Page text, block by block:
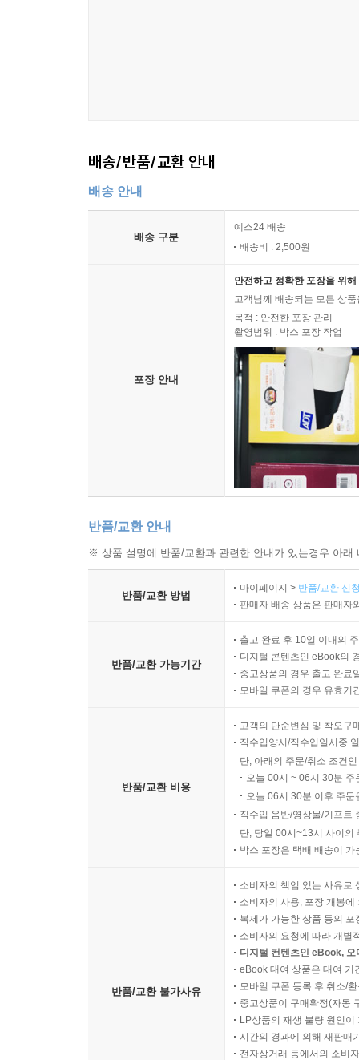
『모범소설집』은 소설사적 의의만으로도 충
작품으로서 몇몇 풍습과 여성관 등은 오늘의 독
여성들과 세상의 금기를 유희하는 자유분방하고
세르반떼스와 함께 르네상스의 귀족 중심 문학,
사실성을 얻는다. 그때까지 통속적 단편으로 경
접합하면서 전무후무한 새로운 장르로 발돋움
숭고성과 산문서사시의 우여곡절 많은 재미, 또
흡수해 새로운 형태의 리얼리즘 이야기 형식을
배송/반품/교환 안내
배송 안내
배송 구분
예스24 배송
배송비 : 2,500원
포장 안내
안전하고 정확한 포장을 위
고객님께 배송되는 모든 상
목적 : 안전한 포장 관리
촬영범위 : 박스 포장 작업
반품/교환 안내
※ 상품 설명에 반품/교환과 관련한 안내가 있는경우 아
반품/교환 방법
마이페이지 > 반품/교환 신
판매자 배송 상품은 판매자
반품/교환 가능기간
출고 완료 후 10일 이내의
디지털 콘텐츠인 eBook의
중고상품의 경우 출고 완료
모바일 쿠폰의 경우 유효기
반품/교환 비용
고객의 단순변심 및 착오구
직수입양서/직수입일서중
단, 아래의 주문/취소 조건
오늘 00시 ~ 06시 30분
오늘 06시 30분 이후 주
직수입 음반/영상물/기프트
단, 당일 00시~13시 사이의
박스 포장은 택배 배송이
반품/교환 불가사유
소비자의 책임 있는 사유로
소비자의 사용, 포장 개봉
복제가 가능한 상품 등의
소비자의 요청에 따라 개별
디지털 컨텐츠인 eBook,
eBook 대여 상품은 대여 기
모바일 쿠폰 등록 후 취소/
중고상품이 구매확정(자동
LP상품의 재생 불량 원인
시간의 경과에 의해 재판매
전자상거래 등에서의 소비